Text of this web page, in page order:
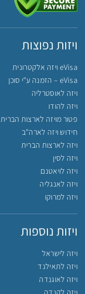
ויזות נפוצות
eVisa ויזה אלקטרונית
eVisa – הזמנה ע"י סוכן
ויזה לאוסטרליה
ויזה להודו
פטור מויזה לארצות הברית
חידוש ויזה לארה"ב
ויזה לארצות הברית
ויזה לסין
ויזה לויאטנם
ויזה לאנגליה
ויזה למרוקו
ויזות נוספות
ויזה לישראל
ויזה לתאילנד
ויזה לאוגנדה